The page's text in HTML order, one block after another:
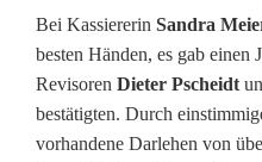
g
e
l
Bei Kassiererin Sandra
besten Händen, es gab einen
Revisoren Dieter Pscheidt
bestätigten. Durch
vorhandene Darlehen von